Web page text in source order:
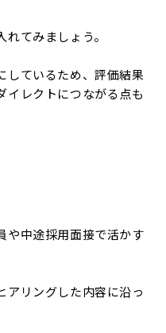
てみましょう。
しているため、評価結果
イレクトにつながる点も
や中途採用面接で活かす
アリングした内容に沿っ